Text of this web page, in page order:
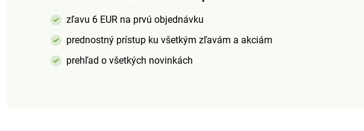
zľavu 6 EUR na prvú objednávku
prednostný prístup ku všetkým zľavám a akciám
prehľad o všetkých novinkách